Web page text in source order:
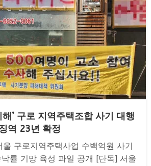
’ 구로 지역주택조합 사기 대행
역 23년 확정
구로지역주택사업 수백억원 사기
률 기망 육성 파일 공개 [단독] 서울